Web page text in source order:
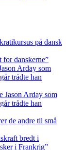
på dansk
for danskerne”
Arday som
trådte han
Jason Arday som
trådte han
de andre til små
bredt i
i Frankrig”